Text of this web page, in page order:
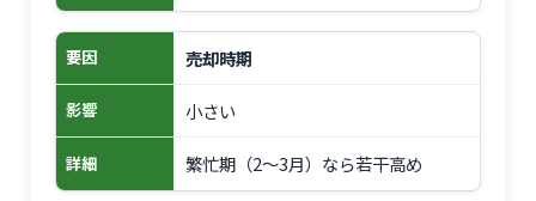
要因 売却時期
影響 小さい
詳細 繁忙期（2～3月）なら若干高め